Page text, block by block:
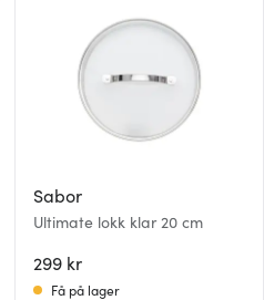
Sabor
Ultimate lokk klar 20 cm
299 kr
Få på lager